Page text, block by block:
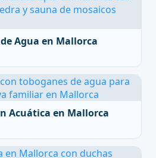
Agua en Mallorca
Acuática en Mallorca